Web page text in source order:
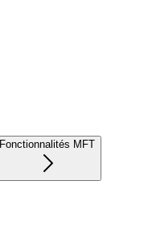
Fonctionnalités MFT